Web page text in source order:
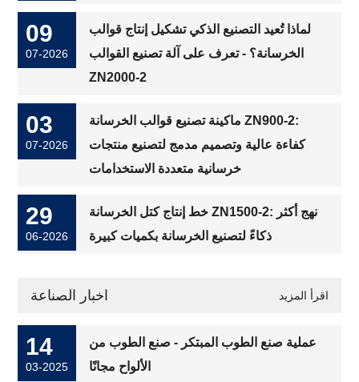
09
07-2026
لماذا تُعيد التصنيع الذكي تشكيل إنتاج قوالب
الخرسانة؟ - تعرف على آلة تصنيع القوالب
ZN2000-2
03
07-2026
ماكينة تصنيع قوالب الخرسانة ZN900-2:
كفاءة عالية وتصميم مدمج لتصنيع منتجات
خرسانية متعددة الاستخدامات
29
06-2026
خط إنتاج كتل الخرسانة ZN1500-2: نهج أكثر
ذكاءً لتصنيع الخرسانة بكميات كبيرة
اخبار الصناعة اقرأ المزيد
14
03-2025
عملية صنع الطوب المبتكر - صنع الطوب من
الألواح مجانًا